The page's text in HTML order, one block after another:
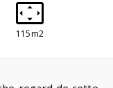
115m2